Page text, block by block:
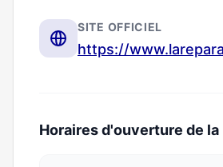
SITE OFFICIEL
https://
Horaires d'ouverture de la